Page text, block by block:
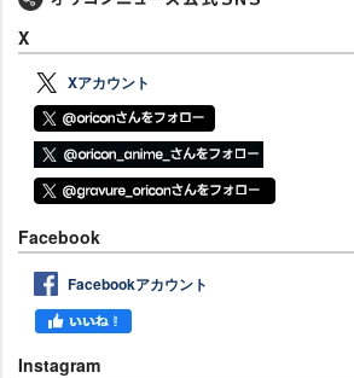
X
Xアカウント
Facebook
Facebookアカウント
Instagram